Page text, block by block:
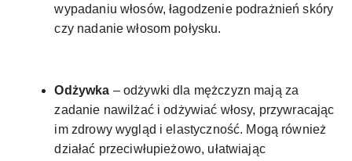
wypadaniu włosów, łagodzenie podrażnień skóry
czy nadanie włosom połysku.
Odżywka – odżywki dla mężczyzn mają za
zadanie nawilżać i odżywiać włosy, przywracając
im zdrowy wygląd i elastyczność. Mogą również
działać przeciwłupieżowo, ułatwiając